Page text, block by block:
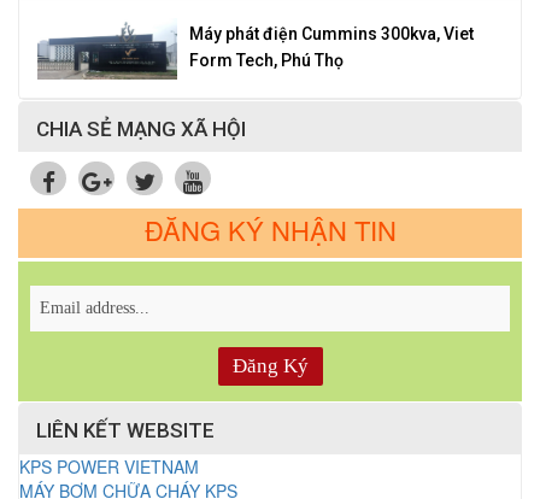
Máy phát điện Cummins 300kva, Viet
Form Tech, Phú Thọ
CHIA SẺ MẠNG XÃ HỘI
ĐĂNG KÝ NHẬN TIN
LIÊN KẾT WEBSITE
KPS POWER VIETNAM
MÁY BƠM CHỮA CHÁY KPS